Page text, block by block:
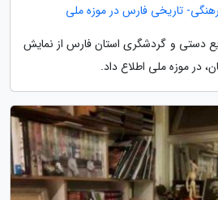
تاریخی فارس در موزه ملی
دستی و گردشگری استان فارس از نمایش
در موزه ملی اطلاع داد.